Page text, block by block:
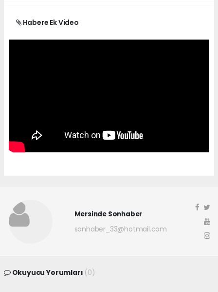
Habere Ek Video
Mersinde Sonhaber
sonhaber_33@hotmail.com
Okuyucu Yorumları (0)